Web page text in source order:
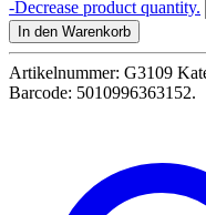
-Decrease product quantity.
In den Warenkorb
Artikelnummer: G3109
Barcode: 5010996363152.